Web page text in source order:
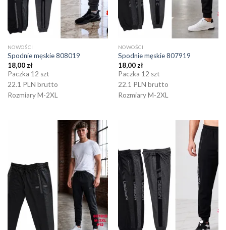
NOWOŚCI
Spodnie męskie 808019
18,00 zł
Paczka 12 szt
22.1 PLN brutto
Rozmiary M-2XL
NOWOŚCI
Spodnie męskie 807919
18,00 zł
Paczka 12 szt
22.1 PLN brutto
Rozmiary M-2XL